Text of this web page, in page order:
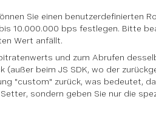
Sie einen benutzerdefinierten
10.000.000 bps festlegen. Bitte
Wert anfällt.
und zum Abrufen
beim JS SDK, wo der
"custom" zurück, was bedeutet,
sondern geben Sie nur die